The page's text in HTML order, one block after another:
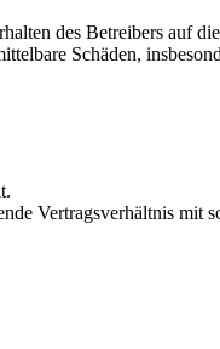
des Betreibers auf
Schäden,
Vertragsverhältnis mit